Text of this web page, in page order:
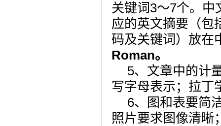
关键词3～7个。中
应的英文摘要（包
码及关键词）放在
Roman。
5、文章中的计
写字母表示；拉丁
6、图和表要简
照片要求图像清晰